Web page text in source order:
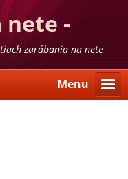
nete -
zarábania na nete
Menu